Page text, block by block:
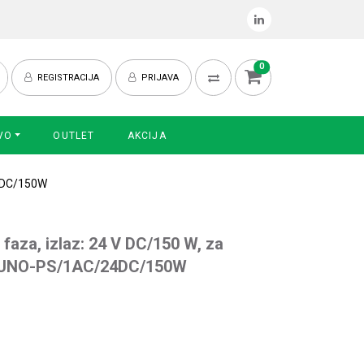
REGISTRACIJA PRIJAVA
0
OUTLET AKCIJA
150W
izlaz: 24 V DC/150 W, za
PS/1AC/24DC/150W